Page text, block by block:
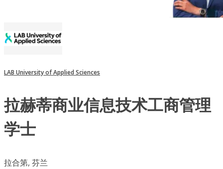
LAB University of Applied Sciences
拉赫蒂商业信息技术工商管理
学士
拉合第, 芬兰